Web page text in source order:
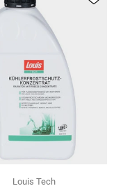
Louis Tech